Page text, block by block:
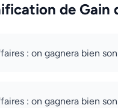
de Gain
: on gagnera bien
: on gagnera bien